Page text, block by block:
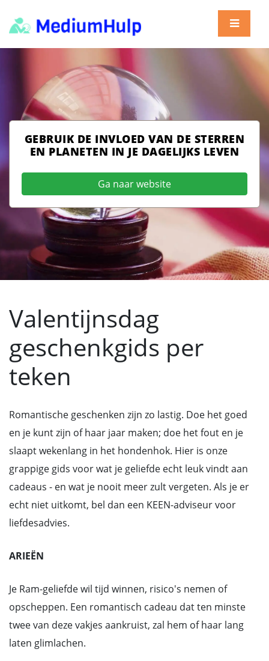
GEBRUIK DE INVLOED VAN DE STERREN
EN PLANETEN IN JE DAGELIJKS LEVEN
Ga naar website
Valentijnsdag
geschenkgids per
teken
Romantische geschenken zijn zo lastig. Doe het goed
en je kunt zijn of haar jaar maken; doe het fout en je
slaapt wekenlang in het hondenhok. Hier is onze
grappige gids voor wat je geliefde echt leuk vindt aan
cadeaus - en wat je nooit meer zult vergeten. Als je er
echt niet uitkomt, bel dan een KEEN-adviseur voor
liefdesadvies.
ARIEËN
Je Ram-geliefde wil tijd winnen, risico's nemen of
opscheppen. Een romantisch cadeau dat ten minste
twee van deze vakjes aankruist, zal hem of haar lang
laten glimlachen.